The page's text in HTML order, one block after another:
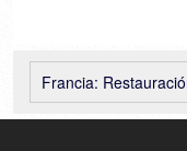
Francia: Restauración del Grand